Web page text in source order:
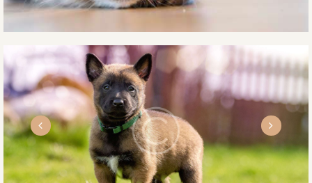
TERMINI E CONDIZIONI